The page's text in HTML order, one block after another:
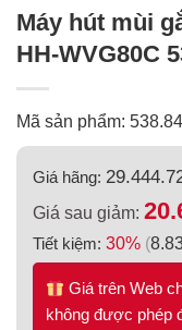
Máy hút mùi
HH-WVG80C
Mã sản phẩm:
Giá hãng:
Giá sau giảm:
Tiết kiệm: 30% (
Giá trên Web
không được phép